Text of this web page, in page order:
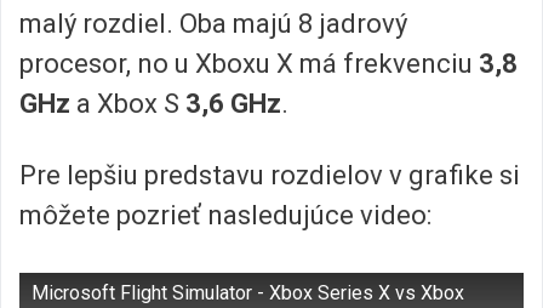
malý rozdiel. Oba majú 8 jadrový
procesor, no u Xboxu X má frekvenciu 3,8
GHz a Xbox S 3,6 GHz.
Pre lepšiu predstavu rozdielov v grafike si
môžete pozrieť nasledujúce video:
Microsoft Flight Simulator - Xbox Series X vs Xbox